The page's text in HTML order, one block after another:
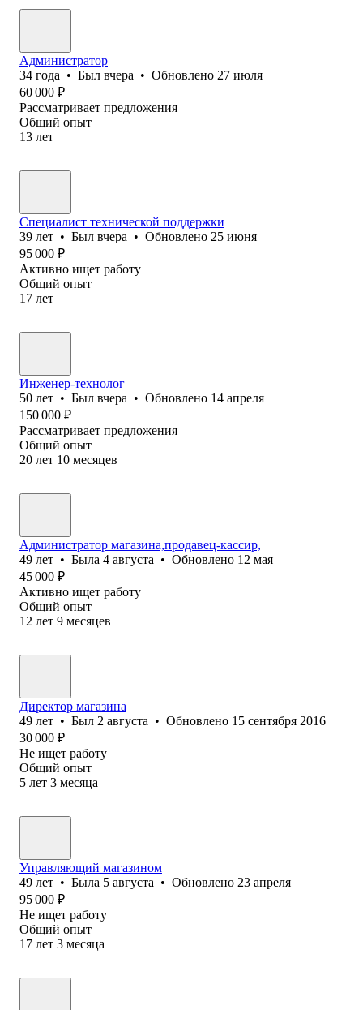
Администратор
34 года • Был вчера • Обновлено 27 июля
60 000 ₽
Рассматривает предложения
Общий опыт
13 лет
Специалист технической поддержки
39 лет • Был вчера • Обновлено 25 июня
95 000 ₽
Активно ищет работу
Общий опыт
17 лет
Инженер-технолог
50 лет • Был вчера • Обновлено 14 апреля
150 000 ₽
Рассматривает предложения
Общий опыт
20 лет 10 месяцев
Администратор магазина,продавец-кассир,
49 лет • Была 4 августа • Обновлено 12 мая
45 000 ₽
Активно ищет работу
Общий опыт
12 лет 9 месяцев
Директор магазина
49 лет • Был 2 августа • Обновлено 15 сентября 2016
30 000 ₽
Не ищет работу
Общий опыт
5 лет 3 месяца
Управляющий магазином
49 лет • Была 5 августа • Обновлено 23 апреля
95 000 ₽
Не ищет работу
Общий опыт
17 лет 3 месяца